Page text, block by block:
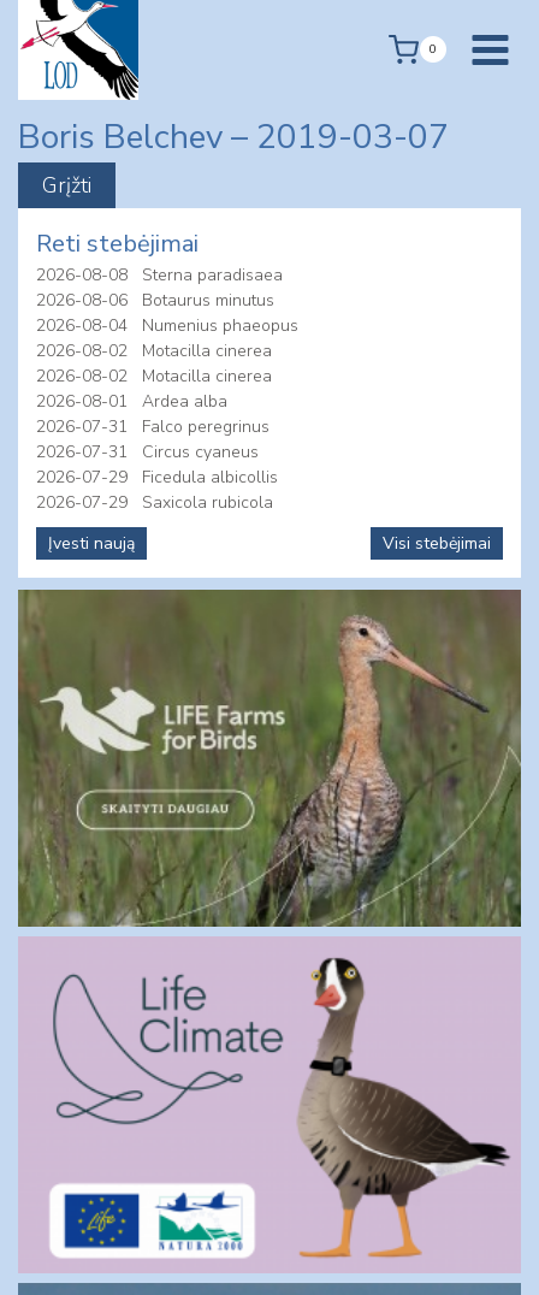
content
0
Boris Belchev – 2019-03-07
Reti stebėjimai
2026-08-08
Sterna paradisaea
2026-08-06
Botaurus minutus
2026-08-04
Numenius phaeopus
2026-08-02
Motacilla cinerea
2026-08-02
Motacilla cinerea
2026-08-01
Ardea alba
2026-07-31
Falco peregrinus
2026-07-31
Circus cyaneus
2026-07-29
Ficedula albicollis
2026-07-29
Saxicola rubicola
Įvesti naują
Visi stebėjimai